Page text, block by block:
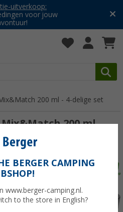
uitverkoop:
voor jouw
200 ml - 4-delige set
200 ml
BERGER CAMPING
www.berger-camping.nl.
to the store in English?